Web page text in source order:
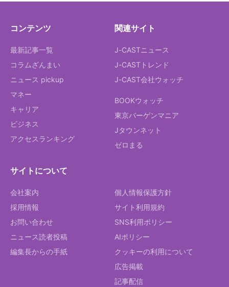
コンテンツ
最新記事一覧
コラムざんまい
ニュース pickup
マネー
キャリア
ビジネス
アクセスランキング
関連サイト
J-CASTニュース
J-CASTトレンド
J-CAST会社ウォッチ
BOOKウォッチ
東京バーゲンマニア
Jタウンネット
ゼロまる
サイトについて
会社案内
採用情報
お問い合わせ
ニュース読者投稿
編集長からの手紙
個人情報保護方針
サイト利用規約
SNS利用ポリシー
AIポリシー
クッキーの利用について
広告掲載
記事配信